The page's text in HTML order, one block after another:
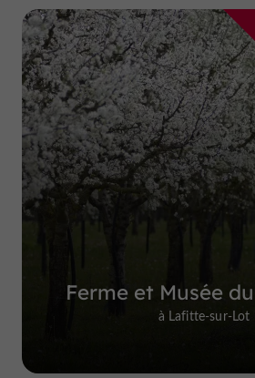
Ferme et Musée
à Lafitte-sur-Lot